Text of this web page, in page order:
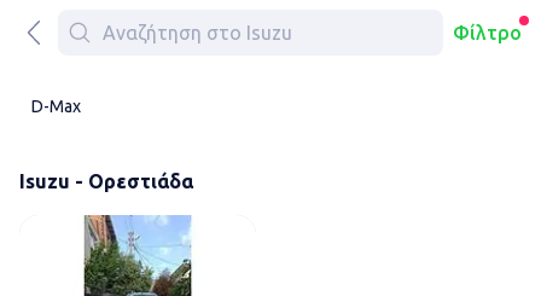
Φίλτρο
D-Max
Isuzu - Ορεστιάδα